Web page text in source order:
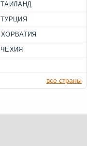
ТАИЛАНД
ТУРЦИЯ
ХОРВАТИЯ
ЧЕХИЯ
все страны